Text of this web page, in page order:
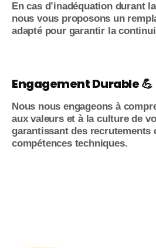
En cas d’inadéquation durant
nous vous proposons un
adapté pour garantir la
Engagement Durable 💪
Nous nous engageons à
aux valeurs et à la culture de
garantissant des recrutements
compétences techniques.